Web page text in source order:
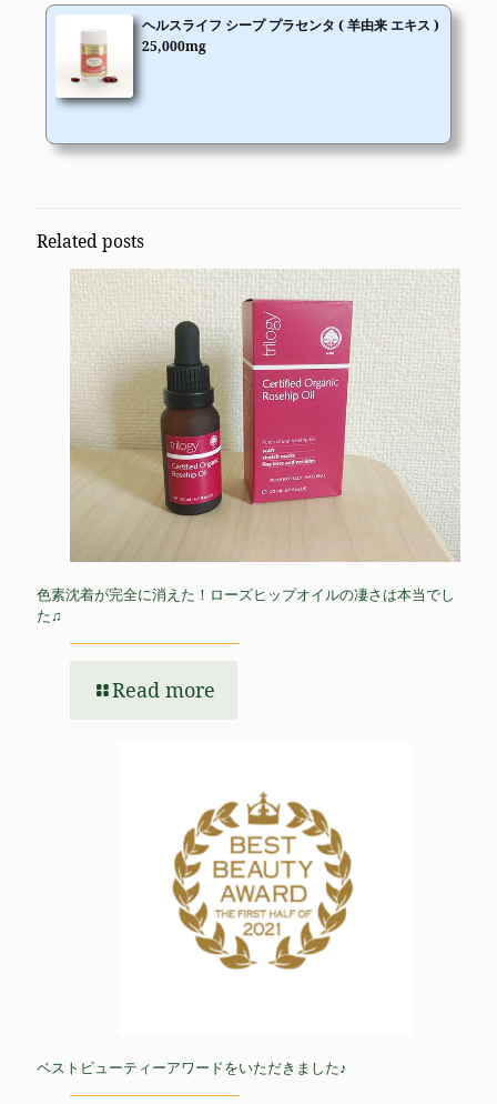
ヘルスライフ シープ プラセンタ ( 羊由来 エキス )
25,000mg
Related posts
色素沈着が完全に消えた！ローズヒップオイルの凄さは本当でし
た♫
Read more
ベストビューティーアワードをいただきました♪